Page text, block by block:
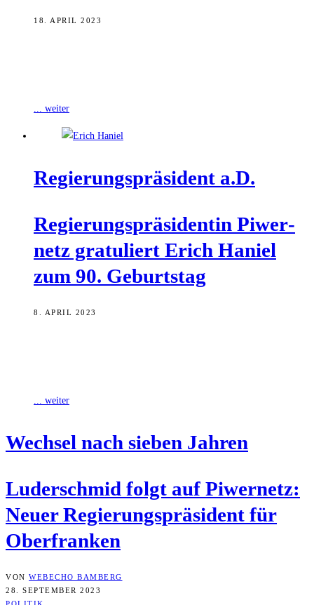
18. APRIL 2023
... weiter
Regie­rungs­prä­si­dent a.D.
Regie­rungs­prä­si­den­tin Piwer­
netz gra­tu­liert Erich Hani­el
zum 90. Geburtstag
8. APRIL 2023
... weiter
Wech­sel nach sie­ben Jahren
Luder­schmid folgt auf Piwer­netz:
Neu­er Regie­rungs­prä­si­dent für
Oberfranken
VON WEBECHO BAMBERG
28. SEPTEMBER 2023